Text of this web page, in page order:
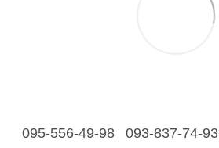
095-556-49-98 093-837-74-93